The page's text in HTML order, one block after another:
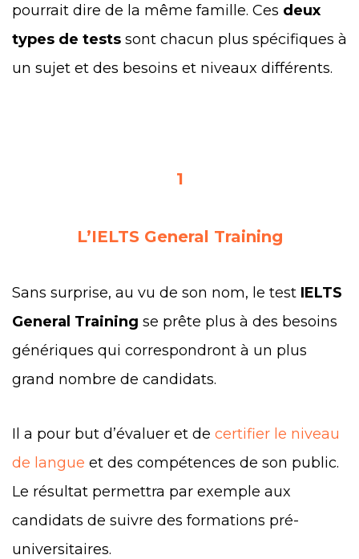
pourrait dire de la même famille. Ces deux
types de tests sont chacun plus spécifiques à
un sujet et des besoins et niveaux différents.
1
L’IELTS General Training
Sans surprise, au vu de son nom, le test IELTS
General Training se prête plus à des besoins
génériques qui correspondront à un plus
grand nombre de candidats.
Il a pour but d’évaluer et de certifier le niveau
de langue et des compétences de son public.
Le résultat permettra par exemple aux
candidats de suivre des formations pré-
universitaires.